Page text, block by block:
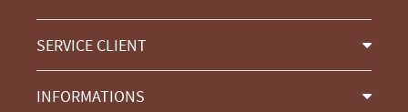
SERVICE CLIENT
INFORMATIONS